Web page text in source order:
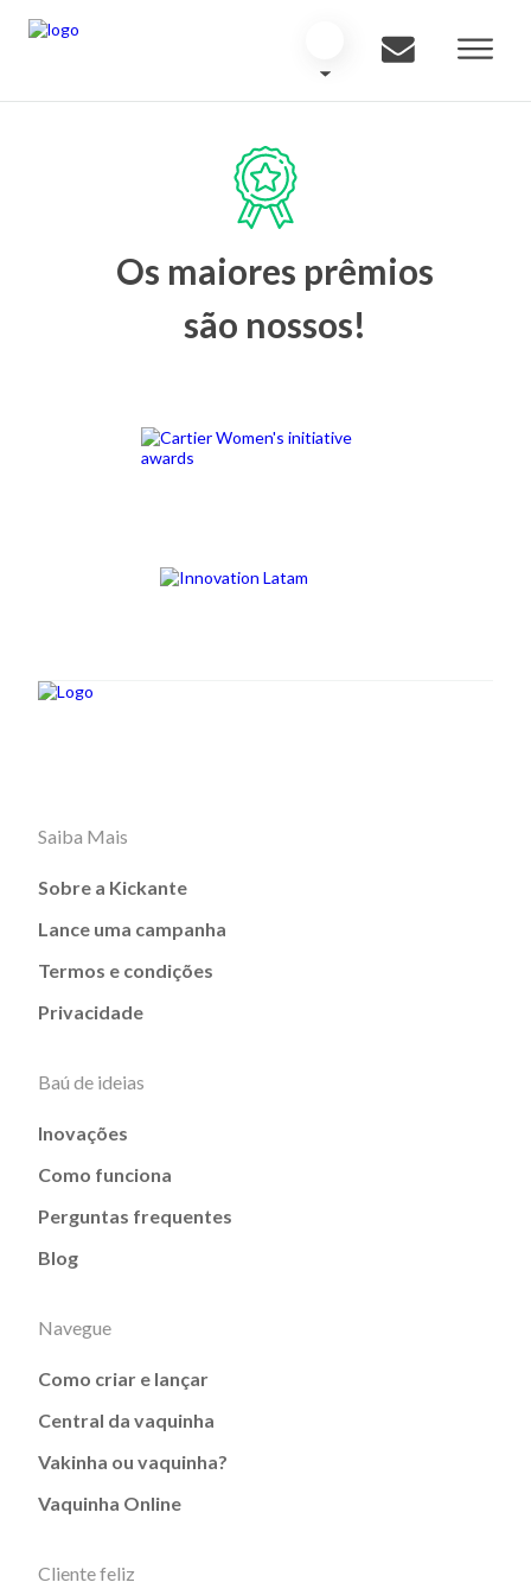
Os maiores prêmios
são nossos!
Saiba Mais
Sobre a Kickante
Lance uma campanha
Termos e condições
Privacidade
Baú de ideias
Inovações
Como funciona
Perguntas frequentes
Blog
Navegue
Como criar e lançar
Central da vaquinha
Vakinha ou vaquinha?
Vaquinha Online
Cliente feliz